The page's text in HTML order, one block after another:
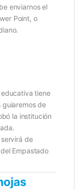
enviarnos el
Point, o
tiene
guiaremos de
la institución
de
Empastado